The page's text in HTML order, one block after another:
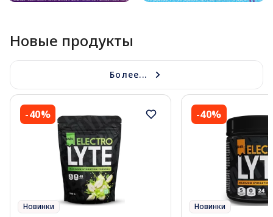
Новые продукты
Более...
-40%
Новинки
-40%
Новинки